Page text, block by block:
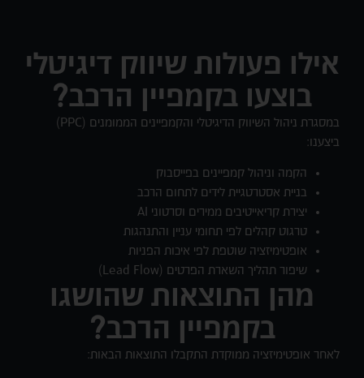
אילו פעולות שיווק דיגיטלי
בוצעו בקמפיין הרכב?
במסגרת ניהול השיווק הדיגיטלי והקמפיינים הממומנים (PPC)
ביצענו:
הקמה וניהול קמפיינים בפייסבוק
בניית אסטרטגיית לידים לתחום הרכב
יצירת קריאייטיבים ממירים וסרטוני AI
טרגוט קהלים לפי תחומי עניין והתנהגות
אופטימיזציה שוטפת לפי איכות הפניות
שיפור תהליך השארת הפרטים (Lead Flow)
מהן התוצאות שהושגו
בקמפיין הרכב?
לאחר אופטימיזציה ממוקדת התקבלו התוצאות הבאות: